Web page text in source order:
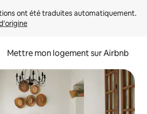
Mettre mon logement sur Airbnb